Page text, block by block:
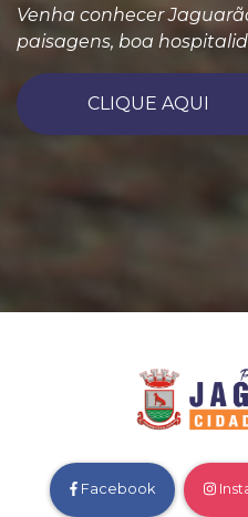
Venha conhecer
paisagens, boa
CLIQUE AQUI
Facebook